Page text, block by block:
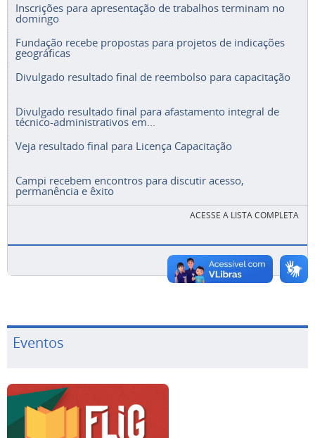
Inscrições para apresentação de trabalhos terminam no
domingo
Fundação recebe propostas para projetos de indicações
geográficas
Divulgado resultado final de reembolso para capacitação
Divulgado resultado final para afastamento integral de
técnico-administrativos em...
Veja resultado final para Licença Capacitação
Campi recebem encontros para discutir acesso,
permanência e êxito
ACESSE A LISTA COMPLETA
Eventos